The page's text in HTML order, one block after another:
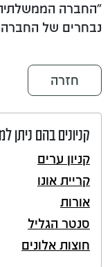
"החברה
נבחרים של
חזרה
קניונים בהם ניתן
קניון ערים
קריית אונו
אורות
סנטר הגליל
חוצות אלונים